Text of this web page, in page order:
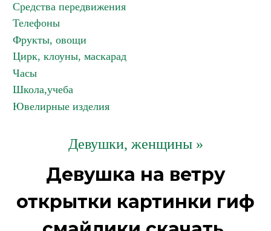
Средства передвижения
Телефоны
Фрукты, овощи
Цирк, клоуны, маскарад
Часы
Школа,учеба
Ювелирные изделия
Девушки, женщины »
Девушка на ветру
открытки картинки гиф